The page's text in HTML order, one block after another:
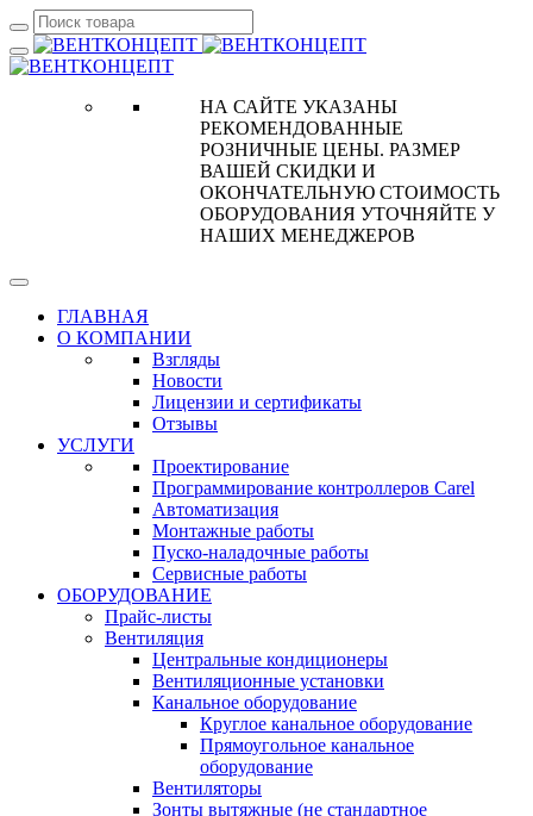
НА САЙТЕ УКАЗАНЫ
РЕКОМЕНДОВАННЫЕ
РОЗНИЧНЫЕ ЦЕНЫ. РАЗМЕР
ВАШЕЙ СКИДКИ И
ОКОНЧАТЕЛЬНУЮ СТОИМОСТЬ
ОБОРУДОВАНИЯ УТОЧНЯЙТЕ У
НАШИХ МЕНЕДЖЕРОВ
ГЛАВНАЯ
О КОМПАНИИ
Взгляды
Новости
Лицензии и сертификаты
Отзывы
УСЛУГИ
Проектирование
Программирование контроллеров Carel
Автоматизация
Монтажные работы
Пуско-наладочные работы
Сервисные работы
ОБОРУДОВАНИЕ
Прайс-листы
Вентиляция
Центральные кондиционеры
Вентиляционные установки
Канальное оборудование
Круглое канальное оборудование
Прямоугольное канальное
оборудование
Вентиляторы
Зонты вытяжные (не стандартное